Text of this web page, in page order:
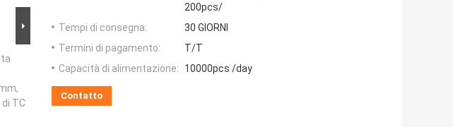
TC
200pcs/
Tempi di consegna:
30 GIORNI
Termini di pagamento:
T/T
Capacità di alimentazione:
10000pcs /day
Contatto